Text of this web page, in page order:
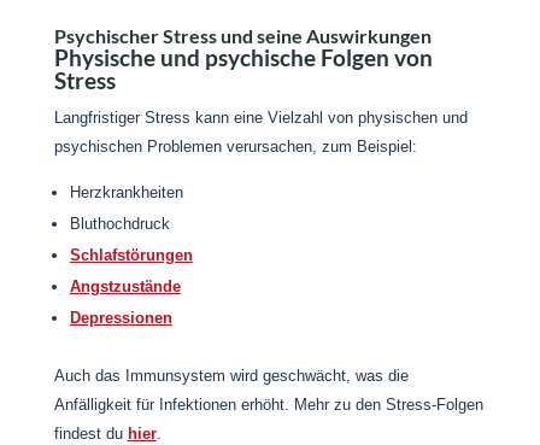
Psychischer Stress und seine Auswirkungen
Physische und psychische Folgen von
Stress
Langfristiger Stress kann eine Vielzahl von physischen und
psychischen Problemen verursachen, zum Beispiel:
Herzkrankheiten
Bluthochdruck
Schlafstörungen
Angstzustände
Depressionen
Auch das Immunsystem wird geschwächt, was die
Anfälligkeit für Infektionen erhöht. Mehr zu den Stress-Folgen
findest du hier.